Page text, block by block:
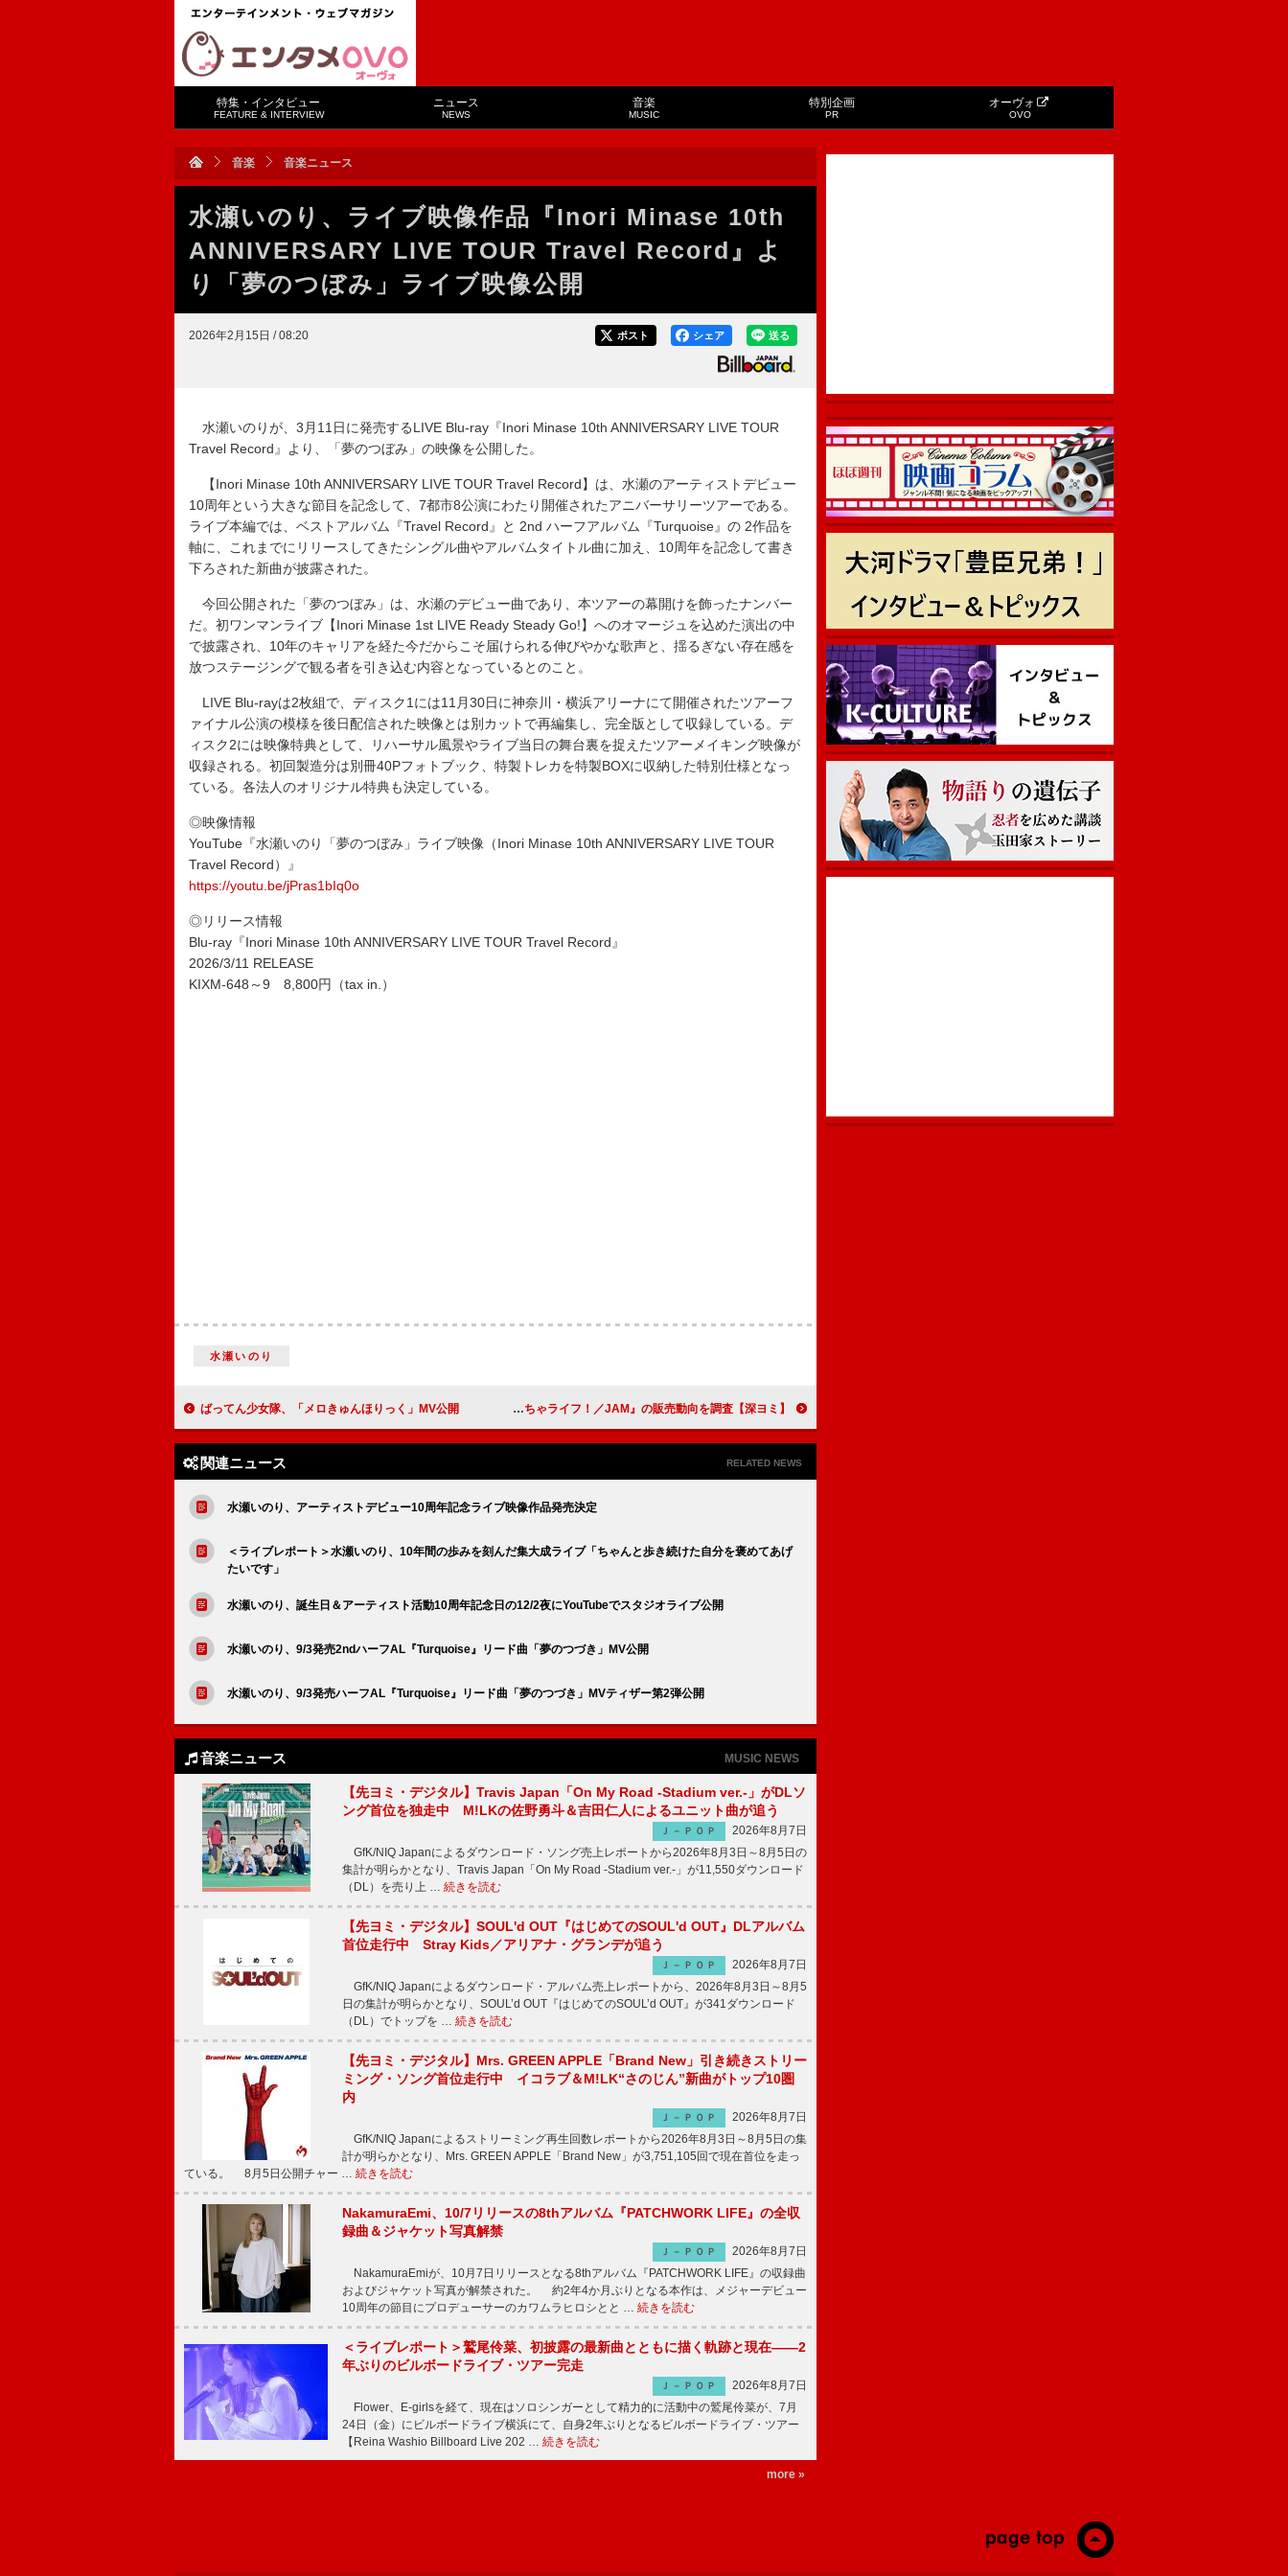
特集・インタビュー
FEATURE & INTERVIEW
ニュース
NEWS
音楽
MUSIC
特別企画
PR
オーヴォ
OVO
音楽 音楽ニュース
水瀬いのり、ライブ映像作品『Inori Minase 10th
ANNIVERSARY LIVE TOUR Travel Record』よ
り「夢のつぼみ」ライブ映像公開
2026年2月15日 / 08:20 送る
シェア
ポスト
水瀬いのりが、3月11日に発売するLIVE Blu-ray『Inori Minase 10th ANNIVERSARY LIVE TOUR
Travel Record』より、「夢のつぼみ」の映像を公開した。
【Inori Minase 10th ANNIVERSARY LIVE TOUR Travel Record】は、水瀬のアーティストデビュー
10周年という大きな節目を記念して、7都市8公演にわたり開催されたアニバーサリーツアーである。
ライブ本編では、ベストアルバム『Travel Record』と 2nd ハーフアルバム『Turquoise』の 2作品を
軸に、これまでにリリースしてきたシングル曲やアルバムタイトル曲に加え、10周年を記念して書き
下ろされた新曲が披露された。
今回公開された「夢のつぼみ」は、水瀬のデビュー曲であり、本ツアーの幕開けを飾ったナンバー
だ。初ワンマンライブ【Inori Minase 1st LIVE Ready Steady Go!】へのオマージュを込めた演出の中
で披露され、10年のキャリアを経た今だからこそ届けられる伸びやかな歌声と、揺るぎない存在感を
放つステージングで観る者を引き込む内容となっているとのこと。
LIVE Blu-rayは2枚組で、ディスク1には11月30日に神奈川・横浜アリーナにて開催されたツアーフ
ァイナル公演の模様を後日配信された映像とは別カットで再編集し、完全版として収録している。デ
ィスク2には映像特典として、リハーサル風景やライブ当日の舞台裏を捉えたツアーメイキング映像が
収録される。初回製造分は別冊40Pフォトブック、特製トレカを特製BOXに収納した特別仕様となっ
ている。各法人のオリジナル特典も決定している。
◎映像情報
YouTube『水瀬いのり「夢のつぼみ」ライブ映像（Inori Minase 10th ANNIVERSARY LIVE TOUR
Travel Record）』
https://youtu.be/jPras1bIq0o
◎リリース情報
Blu-ray『Inori Minase 10th ANNIVERSARY LIVE TOUR Travel Record』
2026/3/11 RELEASE
KIXM-648～9 8,800円（tax in.）
水瀬いのり
ばってん少女隊、「メロきゅんほりっく」MV公開 【深ヨミ】FRUITS ZIPPER『はちゃめちゃわちゃライフ！／JAM』の販売動向を調査
関連ニュース RELATED NEWS
水瀬いのり、アーティストデビュー10周年記念ライブ映像作品発売決定
＜ライブレポート＞水瀬いのり、10年間の歩みを刻んだ集大成ライブ「ちゃんと歩き続けた自分を褒めてあげ
たいです」
水瀬いのり、誕生日＆アーティスト活動10周年記念日の12/2夜にYouTubeでスタジオライブ公開
水瀬いのり、9/3発売2ndハーフAL『Turquoise』リード曲「夢のつづき」MV公開
水瀬いのり、9/3発売ハーフAL『Turquoise』リード曲「夢のつづき」MVティザー第2弾公開
音楽ニュース MUSIC NEWS
【先ヨミ・デジタル】Travis Japan「On My Road -Stadium ver.-」がDLソ
ング首位を独走中 M!LKの佐野勇斗＆吉田仁人によるユニット曲が追う
Ｊ－ＰＯＰ
2026年8月7日
GfK/NIQ Japanによるダウンロード・ソング売上レポートから2026年8月3日～8月5日の
集計が明らかとなり、Travis Japan「On My Road -Stadium ver.-」が11,550ダウンロード
（DL）を売り上 … 続きを読む
【先ヨミ・デジタル】SOUL'd OUT『はじめてのSOUL'd OUT』DLアルバム
首位走行中 Stray Kids／アリアナ・グランデが追う
Ｊ－ＰＯＰ
2026年8月7日
GfK/NIQ Japanによるダウンロード・アルバム売上レポートから、2026年8月3日～8月5
日の集計が明らかとなり、SOUL’d OUT『はじめてのSOUL’d OUT』が341ダウンロード
（DL）でトップを … 続きを読む
【先ヨミ・デジタル】Mrs. GREEN APPLE「Brand New」引き続きストリー
ミング・ソング首位走行中 イコラブ＆M!LK“さのじん”新曲がトップ10圏
内
Ｊ－ＰＯＰ
2026年8月7日
GfK/NIQ Japanによるストリーミング再生回数レポートから2026年8月3日～8月5日の集
計が明らかとなり、Mrs. GREEN APPLE「Brand New」が3,751,105回で現在首位を走っ
ている。 8月5日公開チャー … 続きを読む
NakamuraEmi、10/7リリースの8thアルバム『PATCHWORK LIFE』の全収
録曲＆ジャケット写真解禁
Ｊ－ＰＯＰ
2026年8月7日
NakamuraEmiが、10月7日リリースとなる8thアルバム『PATCHWORK LIFE』の収録曲
およびジャケット写真が解禁された。 約2年4か月ぶりとなる本作は、メジャーデビュー
10周年の節目にプロデューサーのカワムラヒロシとと … 続きを読む
＜ライブレポート＞鷲尾伶菜、初披露の最新曲とともに描く軌跡と現在――2
年ぶりのビルボードライブ・ツアー完走
Ｊ－ＰＯＰ
2026年8月7日
Flower、E-girlsを経て、現在はソロシンガーとして精力的に活動中の鷲尾伶菜が、7月
24日（金）にビルボードライブ横浜にて、自身2年ぶりとなるビルボードライブ・ツアー
【Reina Washio Billboard Live 202 … 続きを読む
more »